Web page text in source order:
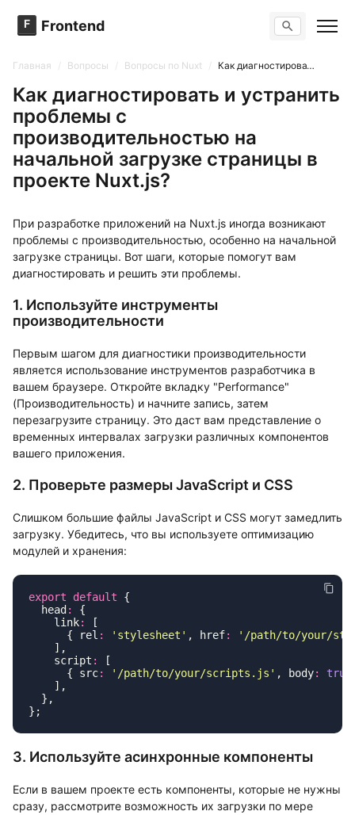
F Frontend Поиск по сайту
Тренажер вопросов
Тесты
Задачи
Главная Вопросы Вопросы по Nuxt Как диагностировать и устранить проблемы с производительностью на начальной загрузке страницы в проекте Nuxt.js?
Как диагностировать и устранить
проблемы с
производительностью на
начальной загрузке страницы в
проекте Nuxt.js?
При разработке приложений на Nuxt.js иногда возникают
проблемы с производительностью, особенно на начальной
загрузке страницы. Вот шаги, которые помогут вам
диагностировать и решить эти проблемы.
1. Используйте инструменты
производительности
Первым шагом для диагностики производительности
является использование инструментов разработчика в
вашем браузере. Откройте вкладку "Performance"
(Производительность) и начните запись, затем
перезагрузите страницу. Это даст вам представление о
временных интервалах загрузки различных компонентов
вашего приложения.
2. Проверьте размеры JavaScript и CSS
Слишком большие файлы JavaScript и CSS могут замедлить
загрузку. Убедитесь, что вы используете оптимизацию
модулей и хранения:
export default
  head
:
    link
:
      { rel
: ' stylesheet ' , href: ' /path/to/your/
    script
:
      { src
: ' /path/to/your/scripts.js ' , body:
true
3. Используйте асинхронные компоненты
Если в вашем проекте есть компоненты, которые не нужны
сразу, рассмотрите возможность их загрузки по мере